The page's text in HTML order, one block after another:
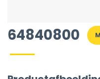
64840800